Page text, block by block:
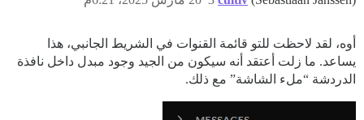
أوه، لقد لاحظت للتو قائمة القنوات في الشريط الجانبي، هذا
يساعد. ما زلت أعتقد أنه سيكون من الجيد وجود مبدل داخل نافذة
الدردشة “ملء الشاشة” مع ذلك.